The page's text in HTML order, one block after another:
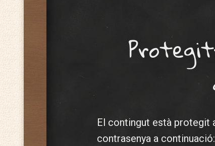
El contingut està protegit
contrasenya a continuació: